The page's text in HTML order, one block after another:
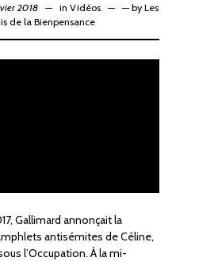
2018 in Vidéos — by Les
de la Bienpensance
Gallimard annonçait la
antisémites de Céline,
l’Occupation. À la mi-